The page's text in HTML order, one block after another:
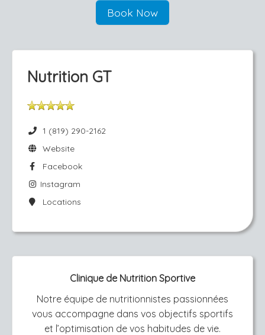
Book Now
Nutrition GT
1 (819) 290-2162
Website
Facebook
Instagram
Locations
Clinique de Nutrition Sportive
Notre équipe de nutritionnistes passionnées
vous accompagne dans vos objectifs sportifs
et l’optimisation de vos habitudes de vie.